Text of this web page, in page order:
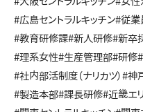
#広島セントラルキッチン#従業
#教育研修課#新人研修#新卒
#理系女性#生産管理部#研修
#社内部活制度（ナリカツ） #神
#製造本部#課長研修#近畿エ